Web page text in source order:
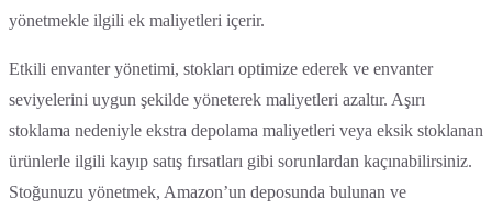
yönetmekle ilgili ek maliyetleri içerir.
Etkili envanter yönetimi, stokları optimize ederek ve envanter
seviyelerini uygun şekilde yöneterek maliyetleri azaltır. Aşırı
stoklama nedeniyle ekstra depolama maliyetleri veya eksik stoklanan
ürünlerle ilgili kayıp satış fırsatları gibi sorunlardan kaçınabilirsiniz.
Stoğunuzu yönetmek, Amazon’un deposunda bulunan ve